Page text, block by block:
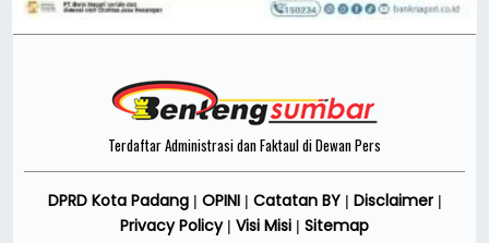
Terdaftar Administrasi dan Faktaul di Dewan Pers
DPRD Kota Padang| OPINI| Catatan BY| Disclaimer|
Privacy Policy| Visi Misi | Sitemap